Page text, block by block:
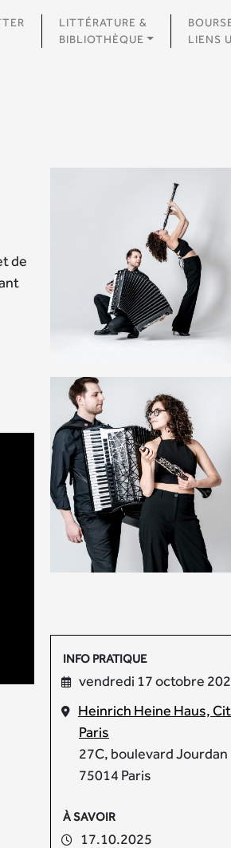
LITTÉRATURE &
BIBLIOTHÈQUE
LIENS
INFO PRATIQUE
vendredi 17 octobre
Heinrich Heine Haus,
Paris
27C, boulevard Jourdan
75014 Paris
À SAVOIR
17.10.2025
de